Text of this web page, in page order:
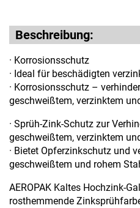
Beschreibung:
· Korrosionsschutz
· Ideal für beschädigten
· Korrosionsschutz –
geschweißtem, verzinktem
· Sprüh-Zink-Schutz zur
geschweißtem, verzinktem
· Bietet Opferzinkschutz und
geschweißtem und rohem
AEROPAK Kaltes Hochzink-
rosthemmende